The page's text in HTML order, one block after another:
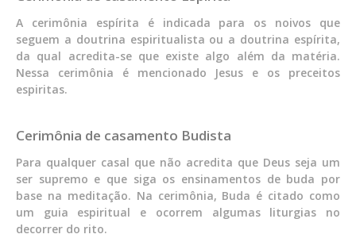
A cerimônia espírita é indicada para os noivos que
seguem a doutrina espiritualista ou a doutrina espírita,
da qual acredita-se que existe algo além da matéria.
Nessa cerimônia é mencionado Jesus e os preceitos
espiritas.
Cerimônia de casamento Budista
Para qualquer casal que não acredita que Deus seja um
ser supremo e que siga os ensinamentos de buda por
base na meditação. Na cerimônia, Buda é citado como
um guia espiritual e ocorrem algumas liturgias no
decorrer do rito.